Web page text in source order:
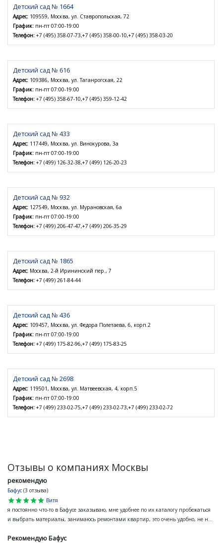
Детский сад № 1664
Адрес: 109559, Москва, ул. Ставропольская, 72
График: пн-пт 07:00-19:00
Телефон: +7 (495) 358-07-73,+7 (495) 358-00-10,+7 (495) 358-03-20
Детский сад № 616
Адрес: 109386, Москва, ул. Таганрогская, 22
График: пн-пт 07:00-19:00
Телефон: +7 (495) 358-67-10,+7 (495) 359-12-42
Детский сад № 433
Адрес: 117449, Москва, ул. Винокурова, 3а
График: пн-пт 07:00-19:00
Телефон: +7 (499) 126-32-38,+7 (499) 126-20-23
Детский сад № 932
Адрес: 127549, Москва, ул. Мурановская, 6а
График: пн-пт 07:00-19:00
Телефон: +7 (499) 206-47-47,+7 (499) 206-35-29
Детский сад № 1865
Адрес: Москва, 2-й Ирининский пер., 7
Телефон: +7 (499) 261-84-44
Детский сад № 436
Адрес: 109457, Москва, ул. Федора Полетаева, 6, корп.2
График: пн-пт 07:00-19:00
Телефон: +7 (499) 175-82-96,+7 (499) 175-83-25
Детский сад № 2698
Адрес: 119501, Москва, ул. Матвеевская, 4, корп.5
График: пн-пт 07:00-19:00
Телефон: +7 (499) 233-02-75,+7 (499) 233-02-73,+7 (499) 233-02-72
Отзывы о компаниях Москвы
рекомендую
Бафус (3 отзыва)
star
star
star
star
star
Витя
я постоянно что-то в Бафусе заказываю, мне удобнее по их каталогу пробежаться
и выбрать материалы, занимаюсь ремонтами квартир, это очень удобно, не н...
Рекомендую Бафус